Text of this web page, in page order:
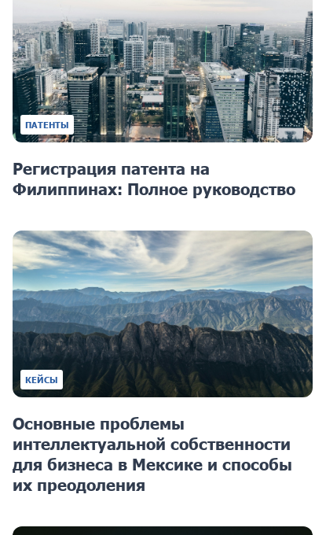
ПАТЕНТЫ
Регистрация патента на
Филиппинах: Полное руководство
КЕЙСЫ
Основные проблемы
интеллектуальной собственности
для бизнеса в Мексике и способы
их преодоления